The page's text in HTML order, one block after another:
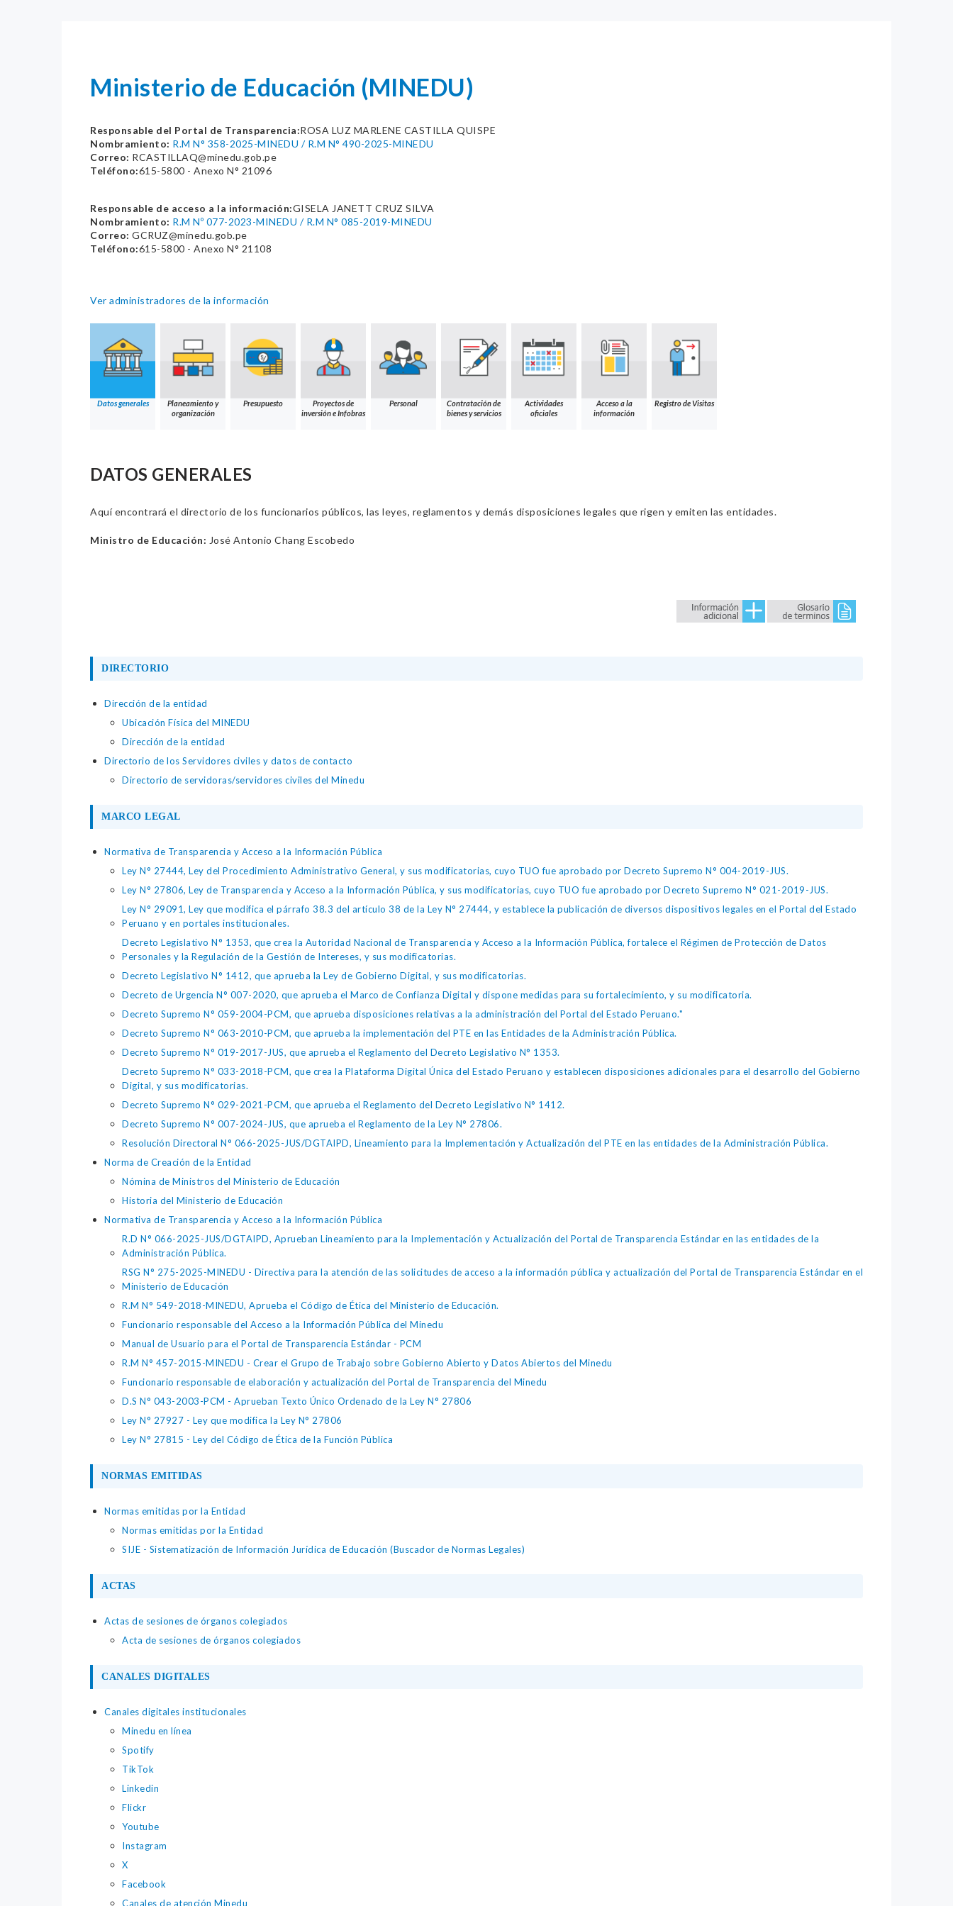
Ministerio de Educación (MINEDU)
Responsable del Portal de Transparencia:ROSA LUZ MARLENE CASTILLA QUISPE
Nombramiento: R.M N° 358-2025-MINEDU / R.M N° 490-2025-MINEDU
Correo: RCASTILLAQ@minedu.gob.pe
Teléfono:615-5800 - Anexo N° 21096
Responsable de acceso a la información:GISELA JANETT CRUZ SILVA
Nombramiento: R.M Nº 077-2023-MINEDU / R.M N° 085-2019-MINEDU
Correo: GCRUZ@minedu.gob.pe
Teléfono:615-5800 - Anexo N° 21108
Ver administradores de la información
Datos generales
Planeamiento y
organización
Presupuesto
Proyectos de
inversión e Infobras
Personal
Contratación de
bienes y servicios
Actividades
oficiales
Acceso a la
información
Registro de Visitas
DATOS GENERALES
Aquí encontrará el directorio de los funcionarios públicos, las leyes, reglamentos y demás disposiciones legales que rigen y emiten las entidades.
Ministro de Educación: José Antonio Chang Escobedo
DIRECTORIO
Dirección de la entidad
Ubicación Física del MINEDU
Dirección de la entidad
Directorio de los Servidores civiles y datos de contacto
Directorio de servidoras/servidores civiles del Minedu
MARCO LEGAL
Normativa de Transparencia y Acceso a la Información Pública
Ley N° 27444, Ley del Procedimiento Administrativo General, y sus modificatorias, cuyo TUO fue aprobado por Decreto Supremo N° 004-2019-JUS.
Ley N° 27806, Ley de Transparencia y Acceso a la Información Pública, y sus modificatorias, cuyo TUO fue aprobado por Decreto Supremo N° 021-2019-JUS.
Ley N° 29091, Ley que modifica el párrafo 38.3 del artículo 38 de la Ley N° 27444, y establece la publicación de diversos dispositivos legales en el Portal del Estado
Peruano y en portales institucionales.
Decreto Legislativo N° 1353, que crea la Autoridad Nacional de Transparencia y Acceso a la Información Pública, fortalece el Régimen de Protección de Datos
Personales y la Regulación de la Gestión de Intereses, y sus modificatorias.
Decreto Legislativo N° 1412, que aprueba la Ley de Gobierno Digital, y sus modificatorias.
Decreto de Urgencia N° 007-2020, que aprueba el Marco de Confianza Digital y dispone medidas para su fortalecimiento, y su modificatoria.
Decreto Supremo N° 059-2004-PCM, que aprueba disposiciones relativas a la administración del Portal del Estado Peruano."
Decreto Supremo N° 063-2010-PCM, que aprueba la implementación del PTE en las Entidades de la Administración Pública.
Decreto Supremo N° 019-2017-JUS, que aprueba el Reglamento del Decreto Legislativo N° 1353.
Decreto Supremo N° 033-2018-PCM, que crea la Plataforma Digital Única del Estado Peruano y establecen disposiciones adicionales para el desarrollo del Gobierno
Digital, y sus modificatorias.
Decreto Supremo N° 029-2021-PCM, que aprueba el Reglamento del Decreto Legislativo N° 1412.
Decreto Supremo N° 007-2024-JUS, que aprueba el Reglamento de la Ley N° 27806.
Resolución Directoral N° 066-2025-JUS/DGTAIPD, Lineamiento para la Implementación y Actualización del PTE en las entidades de la Administración Pública.
Norma de Creación de la Entidad
Nómina de Ministros del Ministerio de Educación
Historia del Ministerio de Educación
Normativa de Transparencia y Acceso a la Información Pública
R.D N° 066-2025-JUS/DGTAIPD, Aprueban Lineamiento para la Implementación y Actualización del Portal de Transparencia Estándar en las entidades de la
Administración Pública.
RSG N° 275-2025-MINEDU - Directiva para la atención de las solicitudes de acceso a la información pública y actualización del Portal de Transparencia Estándar en el
Ministerio de Educación
R.M N° 549-2018-MINEDU, Aprueba el Código de Ética del Ministerio de Educación.
Funcionario responsable del Acceso a la Información Pública del Minedu
Manual de Usuario para el Portal de Transparencia Estándar - PCM
R.M N° 457-2015-MINEDU - Crear el Grupo de Trabajo sobre Gobierno Abierto y Datos Abiertos del Minedu
Funcionario responsable de elaboración y actualización del Portal de Transparencia del Minedu
D.S N° 043-2003-PCM - Aprueban Texto Único Ordenado de la Ley N° 27806
Ley N° 27927 - Ley que modifica la Ley N° 27806
Ley N° 27815 - Ley del Código de Ética de la Función Pública
NORMAS EMITIDAS
Normas emitidas por la Entidad
Normas emitidas por la Entidad
SIJE - Sistematización de Información Jurídica de Educación (Buscador de Normas Legales)
ACTAS
Actas de sesiones de órganos colegiados
Acta de sesiones de órganos colegiados
CANALES DIGITALES
Canales digitales institucionales
Minedu en línea
Spotify
TikTok
Linkedin
Flickr
Youtube
Instagram
X
Facebook
Canales de atención Minedu